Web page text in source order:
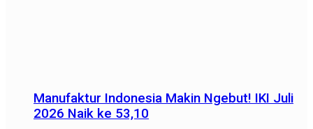
Manufaktur Indonesia Makin Ngebut! IKI Juli
2026 Naik ke 53,10